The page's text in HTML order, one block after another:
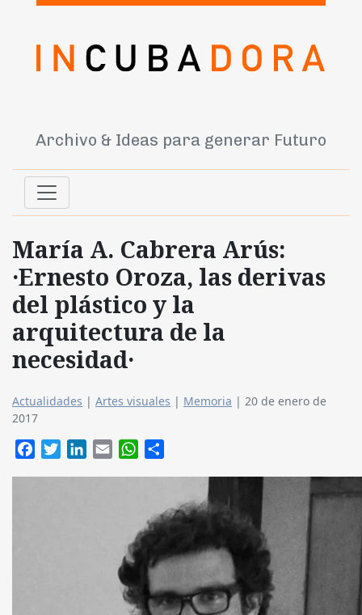
Archivo & Ideas para generar Futuro
María A. Cabrera Arús:
·Ernesto Oroza, las derivas
del plástico y la
arquitectura de la
necesidad·
Actualidades | Artes visuales | Memoria | 20 de enero de
2017
FacebookTwitterLinkedIn
Email WhatsApp